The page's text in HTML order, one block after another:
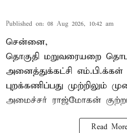
Published on: 08 Aug 2026, 10:42 am
சென்னை,
தொகுதி மறுவரையறை
அனைத்துக்கட்சி
புறக்கணிப்பது முற்றிலும்
அமைச்சர் ராஜ்மோகன்
Read